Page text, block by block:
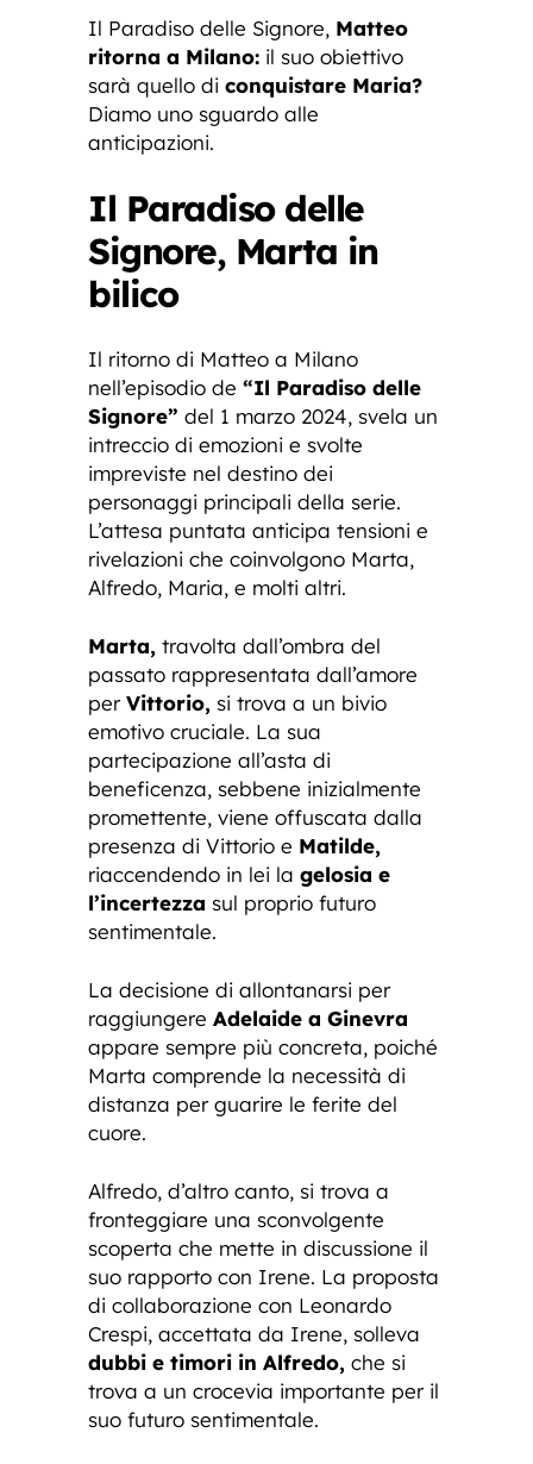
Il Paradiso delle Signore, Matteo
ritorna a Milano: il suo obiettivo
sarà quello di conquistare Maria?
Diamo uno sguardo alle
anticipazioni.
Il Paradiso delle
Signore, Marta in
bilico
Il ritorno di Matteo a Milano
nell’episodio de “Il Paradiso delle
Signore” del 1 marzo 2024, svela un
intreccio di emozioni e svolte
impreviste nel destino dei
personaggi principali della serie.
L’attesa puntata anticipa tensioni e
rivelazioni che coinvolgono Marta,
Alfredo, Maria, e molti altri.
Marta, travolta dall’ombra del
passato rappresentata dall’amore
perVittorio, si trova a un bivio
emotivo cruciale. La sua
partecipazione all’asta di
beneficenza, sebbene inizialmente
promettente, viene offuscata dalla
presenza di Vittorio e Matilde,
riaccendendo in lei la gelosia e
l’incertezza sul proprio futuro
sentimentale.
La decisione di allontanarsi per
raggiungere Adelaide a Ginevra
appare sempre più concreta, poiché
Marta comprende la necessità di
distanza per guarire le ferite del
cuore.
Alfredo, d’altro canto, si trova a
fronteggiare una sconvolgente
scoperta che mette in discussione il
suo rapporto con Irene. La proposta
di collaborazione con Leonardo
Crespi, accettata da Irene, solleva
dubbi e timori in Alfredo, che si
trova a un crocevia importante per il
suo futuro sentimentale.